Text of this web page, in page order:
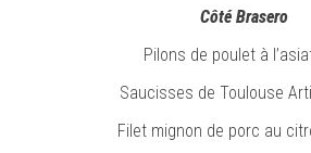
Côté Brasero
Pilons de poulet à
Saucisses de Toulouse
Filet mignon de porc au